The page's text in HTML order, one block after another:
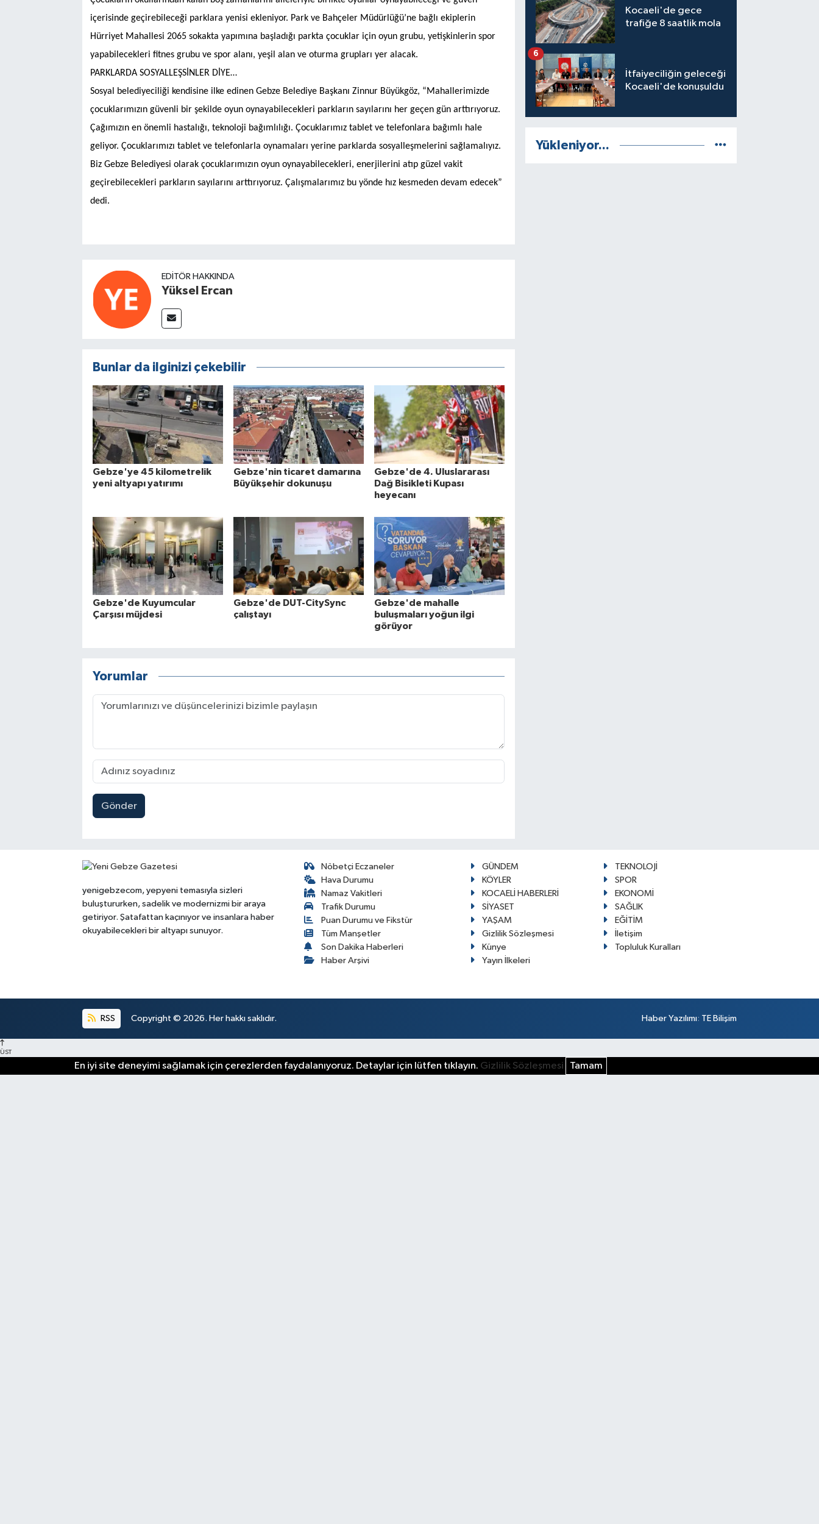
içerisinde geçirebileceği parklara yenisi ekleniyor. Park ve Bahçeler Müdürlüğü’ne bağlı ekiplerin
Hürriyet Mahallesi 2065 sokakta yapımına başladığı parkta çocuklar için oyun grubu, yetişkinlerin spor
yapabilecekleri fitnes grubu ve spor alanı, yeşil alan ve oturma grupları yer alacak.
PARKLARDA SOSYALLEŞSİNLER DİYE…
Sosyal belediyeciliği kendisine ilke edinen Gebze Belediye Başkanı Zinnur Büyükgöz, “Mahallerimizde
çocuklarımızın güvenli bir şekilde oyun oynayabilecekleri parkların sayılarını her geçen gün arttırıyoruz.
Çağımızın en önemli hastalığı, teknoloji bağımlılığı. Çocuklarımız tablet ve telefonlara bağımlı hale
geliyor. Çocuklarımızı tablet ve telefonlarla oynamaları yerine parklarda sosyalleşmelerini sağlamalıyız.
Biz Gebze Belediyesi olarak çocuklarımızın oyun oynayabilecekleri, enerjilerini atıp güzel vakit
geçirebilecekleri parkların sayılarını arttırıyoruz. Çalışmalarımız bu yönde hız kesmeden devam edecek”
dedi.
EDITÖR HAKKINDA
Yüksel Ercan
Bunlar da ilginizi çekebilir
Gebze'ye 45 kilometrelik
yeni altyapı yatırımı
Gebze'nin ticaret damarına
Büyükşehir dokunuşu
Gebze'de 4. Uluslararası
Dağ Bisikleti Kupası
heyecanı
Gebze'de Kuyumcular
Çarşısı müjdesi
Gebze'de DUT-CitySync
çalıştayı
Gebze'de mahalle
buluşmaları yoğun ilgi
görüyor
Yorumlar
Gönder
Kocaeli'de gece
trafiğe 8 saatlik mola
İtfaiyeciliğin geleceği
Kocaeli'de konuşuldu
6
Yükleniyor...
yenigebzecom, yepyeni temasıyla sizleri
buluştururken, sadelik ve modernizmi bir araya
getiriyor. Şatafattan kaçınıyor ve insanlara haber
okuyabilecekleri bir altyapı sunuyor.
Nöbetçi Eczaneler
Hava Durumu
Namaz Vakitleri
Trafik Durumu
Puan Durumu ve Fikstür
Tüm Manşetler
Son Dakika Haberleri
Haber Arşivi
GÜNDEM
TEKNOLOJİ
KÖYLER
SPOR
KOCAELİ HABERLERİ
EKONOMİ
SİYASET
SAĞLIK
YAŞAM
EĞİTİM
Gizlilik Sözleşmesi
İletişim
Künye
Topluluk Kuralları
Yayın İlkeleri
RSS Copyright © 2026. Her hakkı saklıdır. Haber Yazılımı: TE Bilişim
ÜST
En iyi site deneyimi sağlamak için çerezlerden faydalanıyoruz. Detaylar için lütfen tıklayın. Gizlilik Sözleşmesi Tamam